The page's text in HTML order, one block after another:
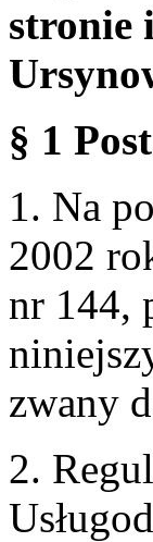
stronie
§ 1
1. Na
2002
nr 144,
zwany
2.